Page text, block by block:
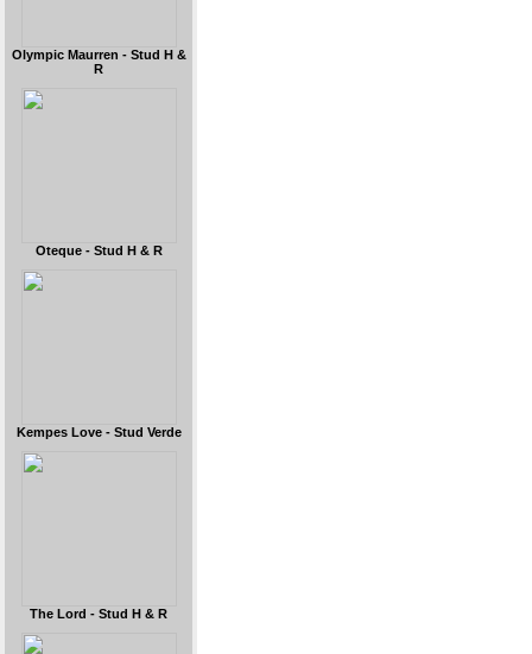
Olympic Maurren - Stud H &
R
Oteque - Stud H & R
Kempes Love - Stud Verde
The Lord - Stud H & R